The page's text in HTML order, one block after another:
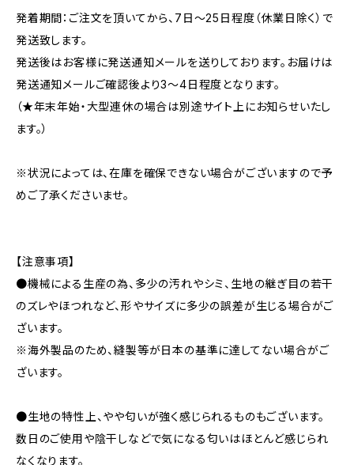
発着期間：ご注文を頂いてから、7日〜25日程度（休業日除く）で
発送致します。
発送後はお客様に発送通知メールを送りしております。お届けは
発送通知メールご確認後より3〜4日程度となります。
（★年末年始・大型連休の場合は別途サイト上にお知らせいたし
ます。）
※状況によっては、在庫を確保できない場合がございますので予
めご了承くださいませ。
【注意事項】
●機械による生産の為、多少の汚れやシミ、生地の継ぎ目の若干
のズレやほつれなど、形やサイズに多少の誤差が生じる場合がご
ざいます。
※海外製品のため、縫製等が日本の基準に達してない場合がご
ざいます。
●生地の特性上、やや匂いが強く感じられるものもございます。
数日のご使用や陰干しなどで気になる匂いはほとんど感じられ
なくなります。